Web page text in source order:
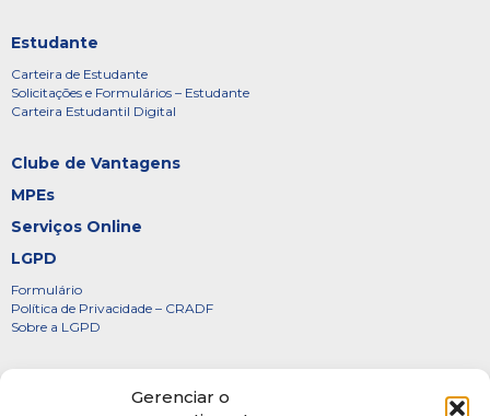
Gerenciar o
Estudante
Carteira de Estudante
Solicitações e Formulários – Estudante
Carteira Estudantil Digital
Clube de Vantagens
MPEs
Serviços Online
LGPD
Formulário
Política de Privacidade – CRADF
Sobre a LGPD